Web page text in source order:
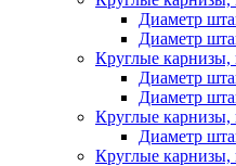
Диаметр
Диаметр
Круглые карнизы,
Диаметр
Диаметр
Круглые карнизы,
Диаметр
Круглые карнизы,